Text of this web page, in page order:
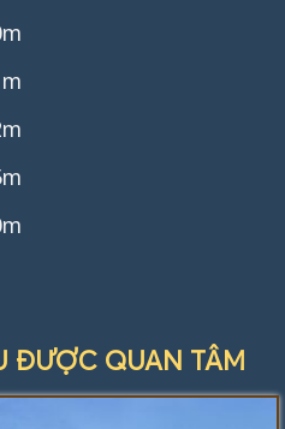
ĐƯỢC QUAN TÂM